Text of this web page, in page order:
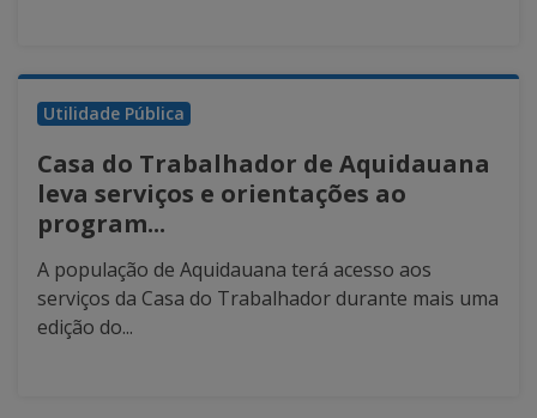
Utilidade Pública
Casa do Trabalhador de Aquidauana
leva serviços e orientações ao
program...
A população de Aquidauana terá acesso aos
serviços da Casa do Trabalhador durante mais uma
edição do...